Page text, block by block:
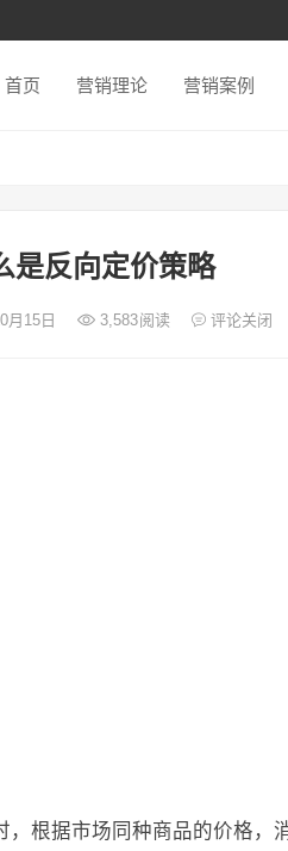
首页 营销理论 营销案例
是反向定价策略
月15日 3,583阅读 评论关闭
根据市场同种商品的价格，